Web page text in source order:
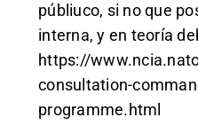
públiuco, si no que
interna, y en teoría
https://
consultation-
programme.html